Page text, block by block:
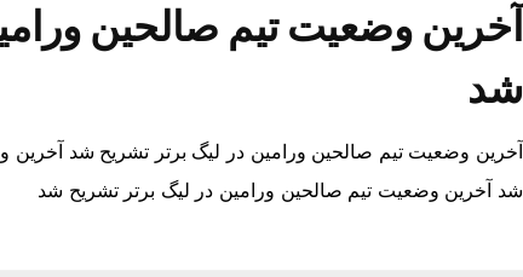
آخرین وضعیت تیم صالحین
شد
آخرین وضعیت تیم صالحین ورامین در لیگ برتر تشریح شد آخرین
شد آخرین وضعیت تیم صالحین ورامین در لیگ برتر تشریح شد